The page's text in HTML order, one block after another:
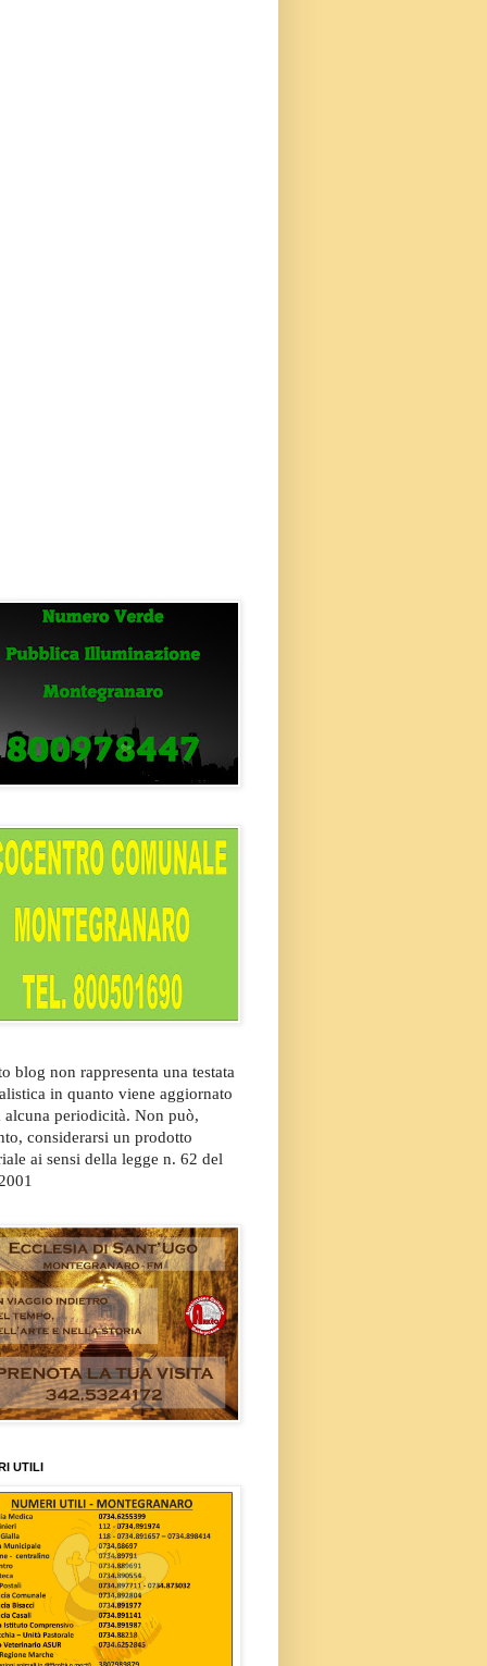
blog non rappresenta una testata
in quanto viene aggiornato
alcuna periodicità. Non può,
considerarsi un prodotto
ai sensi della legge n. 62 del
UTILI